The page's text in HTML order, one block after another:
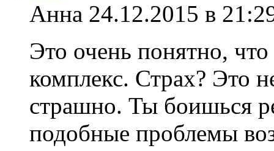
Анна 24.12.2015 в
Это очень понятно,
комплекс. Страх? Это
страшно. Ты боишься
подобные проблемы